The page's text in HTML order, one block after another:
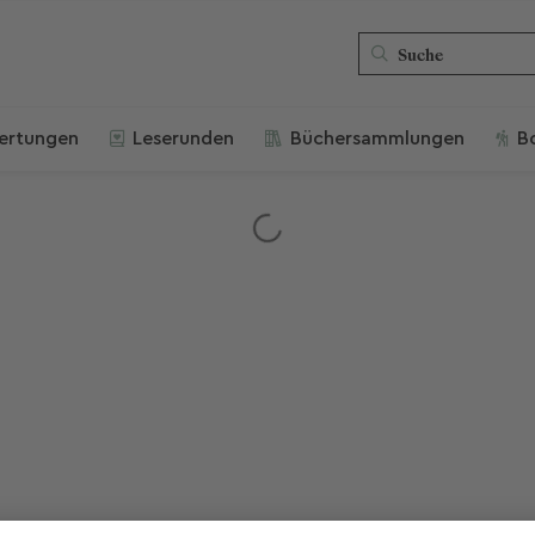
Leserunden Büchersammlungen